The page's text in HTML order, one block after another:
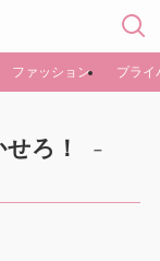
ファッション プライ
ろ！
–